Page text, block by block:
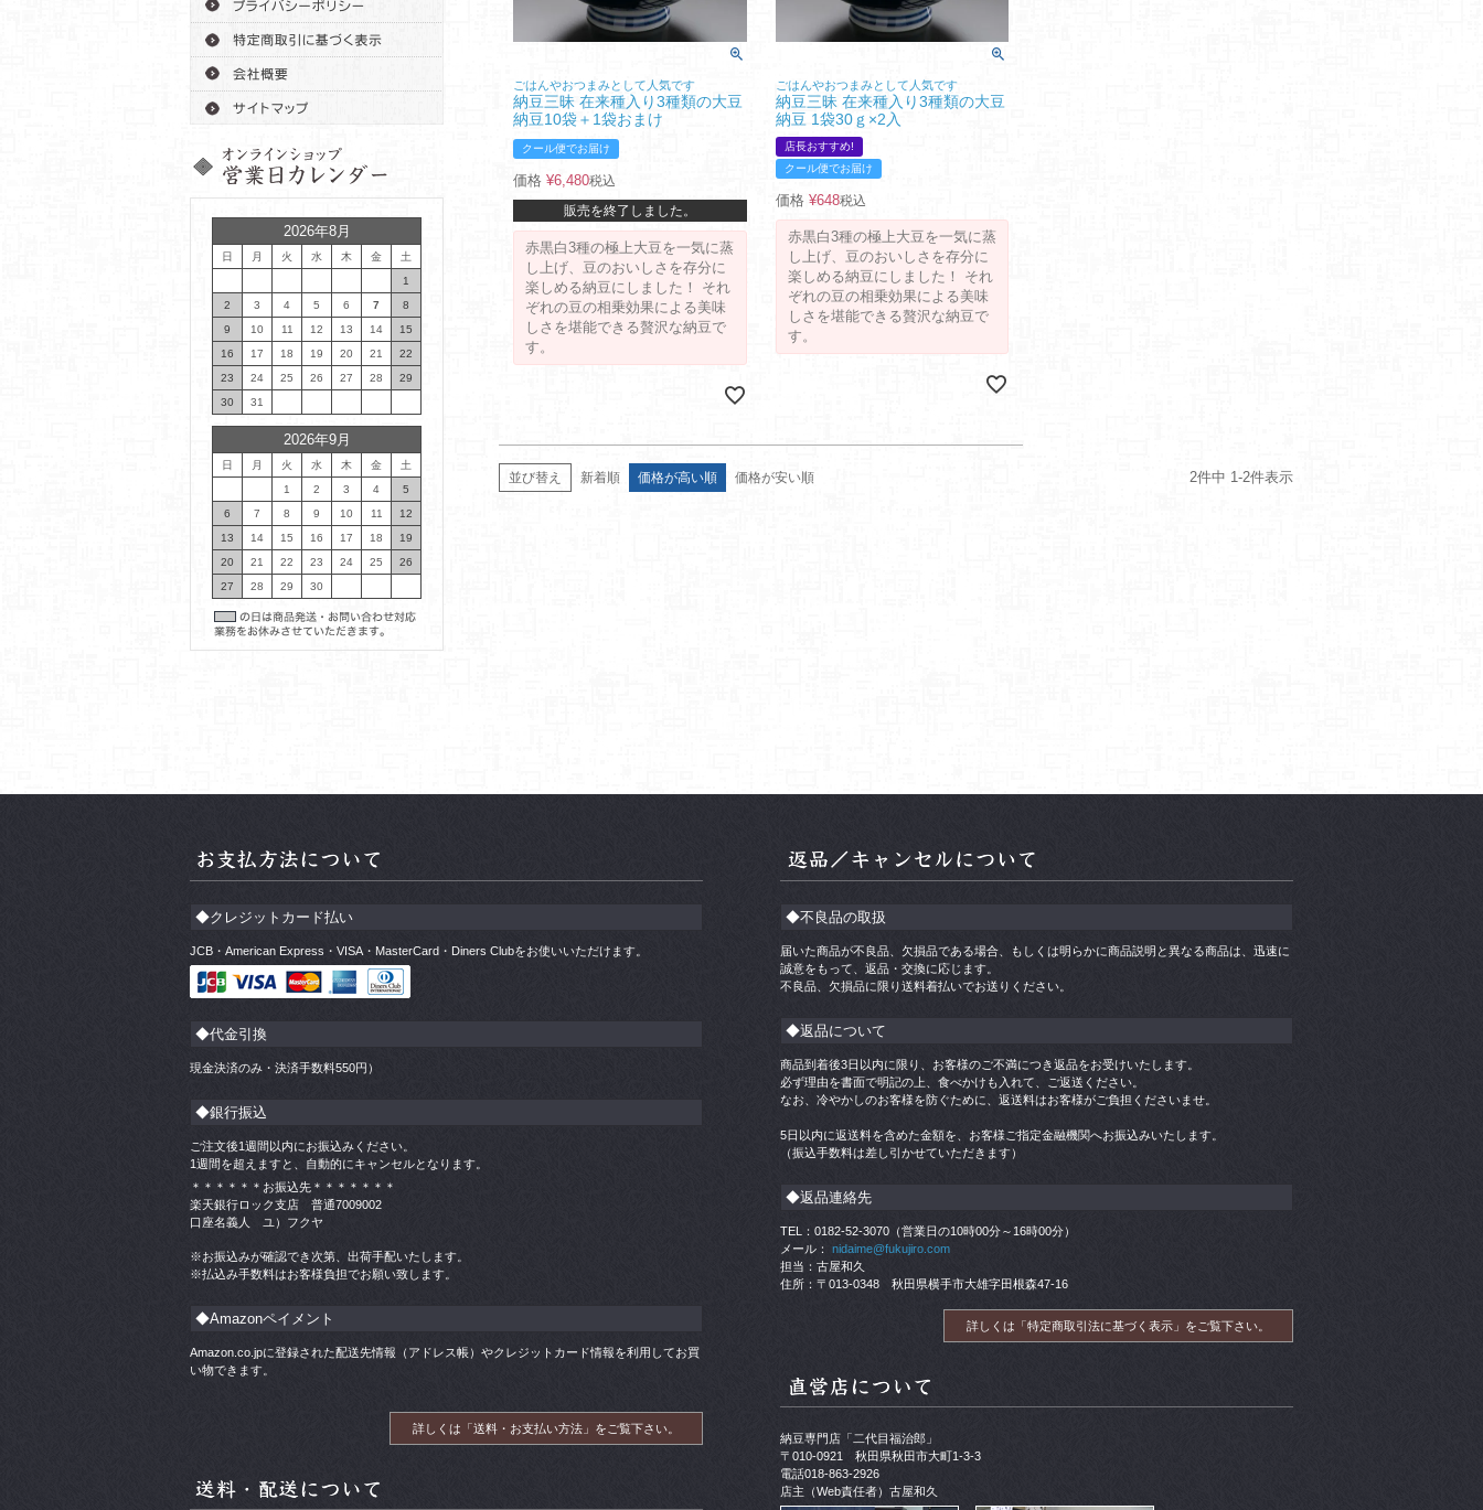
2026年8月
日 月 火 水 木 金
土
1
2
3 4 5 6 7
8
9
10 11 12 13 14
15
16
17 18 19 20 21
22
23
24 25 26 27 28
29
30
31
2026年9月
日 月 火 水 木 金
土
1
2 3 4
5
6
7 8 9 10 11
12
13
14 15 16 17 18
19
20
21 22 23 24 25
26
27
28 29 30
ごはんやおつまみとして人気です
納豆三昧 在来種入り3種類の大豆
納豆10袋＋1袋おまけ
クール便でお届け
価格 ¥6,480税込
販売を終了しました。
赤黒白3種の極上大豆を一気に蒸
し上げ、豆のおいしさを存分に
楽しめる納豆にしました！ それ
ぞれの豆の相乗効果による美味
しさを堪能できる贅沢な納豆で
す。
ごはんやおつまみとして人気です
納豆三昧 在来種入り3種類の大豆
納豆 1袋30ｇ×2入
店長おすすめ!
クール便でお届け
価格 ¥648税込
赤黒白3種の極上大豆を一気に蒸
し上げ、豆のおいしさを存分に
楽しめる納豆にしました！ それ
ぞれの豆の相乗効果による美味
しさを堪能できる贅沢な納豆で
す。
並び替え 新着順 価格が高い順 価格が安い順 2件中 1-2件表示
◆クレジットカード払い
JCB・American Express・VISA・MasterCard・Diners Clubをお使いいただけます。
◆代金引換
現金決済のみ・決済手数料550円）
◆銀行振込
ご注文後1週間以内にお振込みください。
1週間を超えますと、自動的にキャンセルとなります。
＊＊＊＊＊＊お振込先＊＊＊＊＊＊＊
楽天銀行ロック支店 普通7009002
口座名義人 ユ）フクヤ
※お振込みが確認でき次第、出荷手配いたします。
※払込み手数料はお客様負担でお願い致します。
◆Amazonペイメント
Amazon.co.jpに登録された配送先情報（アドレス帳）やクレジットカード情報を利用してお買
い物できます。
詳しくは「送料・お支払い方法」をご覧下さい。
◆不良品の取扱
届いた商品が不良品、欠損品である場合、もしくは明らかに商品説明と異なる商品は、迅速に
誠意をもって、返品・交換に応じます。
不良品、欠損品に限り送料着払いでお送りください。
◆返品について
商品到着後3日以内に限り、お客様のご不満につき返品をお受けいたします。
必ず理由を書面で明記の上、食べかけも入れて、ご返送ください。
なお、冷やかしのお客様を防ぐために、返送料はお客様がご負担くださいませ。
5日以内に返送料を含めた金額を、お客様ご指定金融機関へお振込みいたします。
（振込手数料は差し引かせていただきます）
◆返品連絡先
TEL：0182-52-3070（営業日の10時00分～16時00分）
メール：
nidaime@fukujiro.com
担当：古屋和久
住所：〒013-0348 秋田県横手市大雄字田根森47-16
詳しくは「特定商取引法に基づく表示」をご覧下さい。
納豆専門店「二代目福治郎」
〒010-0921 秋田県秋田市大町1-3-3
電話018-863-2926
店主（Web責任者）古屋和久